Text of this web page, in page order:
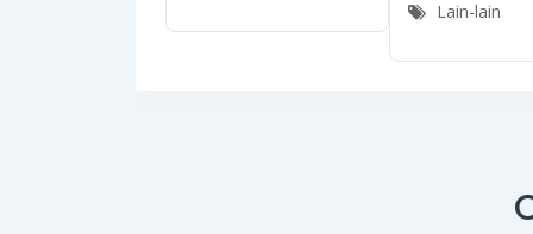
Lain-lain